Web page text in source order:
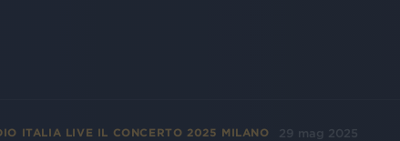
ITALIA LIVE IL CONCERTO 2025 MILANO 29 mag 2025